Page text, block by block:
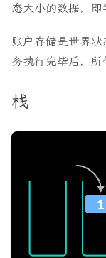
态大小的数据，即
账户存储是世界
务执行完毕后，所
栈